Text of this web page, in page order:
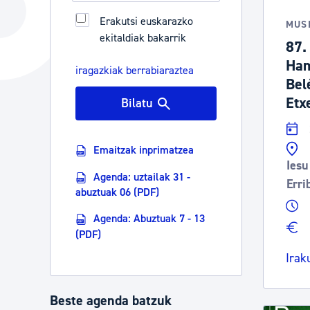
Hiria
Hiria ezagutu
Etorkizuneko hiria
Albisteak
Abisuak
Kultur
Erakutsi euskarazko
ekitaldiak bakarrik
iragazkiak berrabiaraztea
Bilatu
Emaitzak inprimatzea
Agenda: uztailak 31 -
abuztuak 06 (PDF)
Agenda: Abuztuak 7 - 13
(PDF)
Beste agenda batzuk
87.